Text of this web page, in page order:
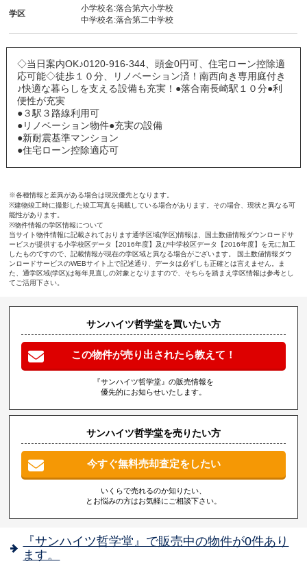
学区
小学校名:落合第六小学校
中学校名:落合第二中学校
◇当日案内OK♪0120-916-344、頭金0円可、住宅ローン控除適
応可能◇徒歩１０分、リノベーション済！南西向き専用庭付き
♪快適な暮らしを支える設備も充実！●落合南長崎駅１０分●利
便性が充実
●３駅３路線利用可
●リノベーション物件●充実の設備
●新耐震基準マンション
●住宅ローン控除適応可
※各種情報と差異がある場合は現況優先となります。
※建物竣工時に撮影した竣工写真を掲載している場合があります。その場合、現状と異なる可
能性があります。
※物件情報の学区情報について
当サイト物件情報に記載されております通学区域(学区)情報は、国土数値情報ダウンロードサ
ービスが提供する小学校区データ【2016年度】及び中学校区データ【2016年度】を元に加工
したものですので、記載情報が現在の学区域と異なる場合がございます。 国土数値情報ダウ
ンロードサービスのWEBサイト上で記述通り、データは必ずしも正確とは言えません。ま
た、通学区域(学区)は毎年見直しの対象となりますので、そちらを踏まえ学区情報は参考とし
てご活用下さい。
サンハイツ哲学堂を買いたい方
この物件が売り出されたら教えて！
『サンハイツ哲学堂』の販売情報を
優先的にお知らせいたします。
サンハイツ哲学堂を売りたい方
今すぐ無料売却査定をしたい
いくらで売れるのか知りたい、
とお悩みの方はお気軽にご相談下さい。
『サンハイツ哲学堂』で販売中の物件が0件あり
ます。